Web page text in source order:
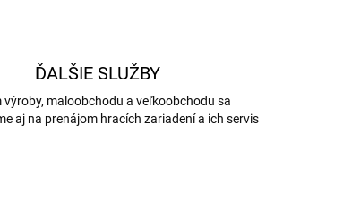
ĎALŠIE SLUŽBY
výroby, maloobchodu a veľkoobchodu sa
aj na prenájom hracích zariadení a ich servis